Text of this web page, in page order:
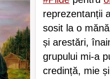
reprezentanții
sosit la o
și arestări,
grupului mi-a
credință, mie